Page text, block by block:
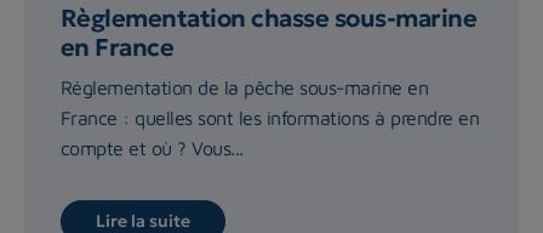
Règlementation chasse sous-marine
en France
Réglementation de la pêche sous-marine en
France : quelles sont les informations à prendre en
compte et où ? Vous...
Lire la suite